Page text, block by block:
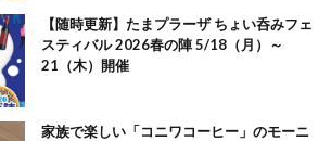
【随時更新】たまプラーザ ちょい呑みフェ
スティバル 2026春の陣 5/18（月）～
21（木）開催
家族で楽しい「コニワコーヒー」のモーニ